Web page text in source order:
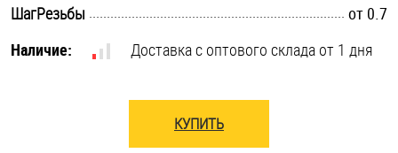
Такелаж
Хомуты
ШагРезьбы
от 0.7
Наличие:
Доставка с оптового склада от 1 дня
КУПИТЬ